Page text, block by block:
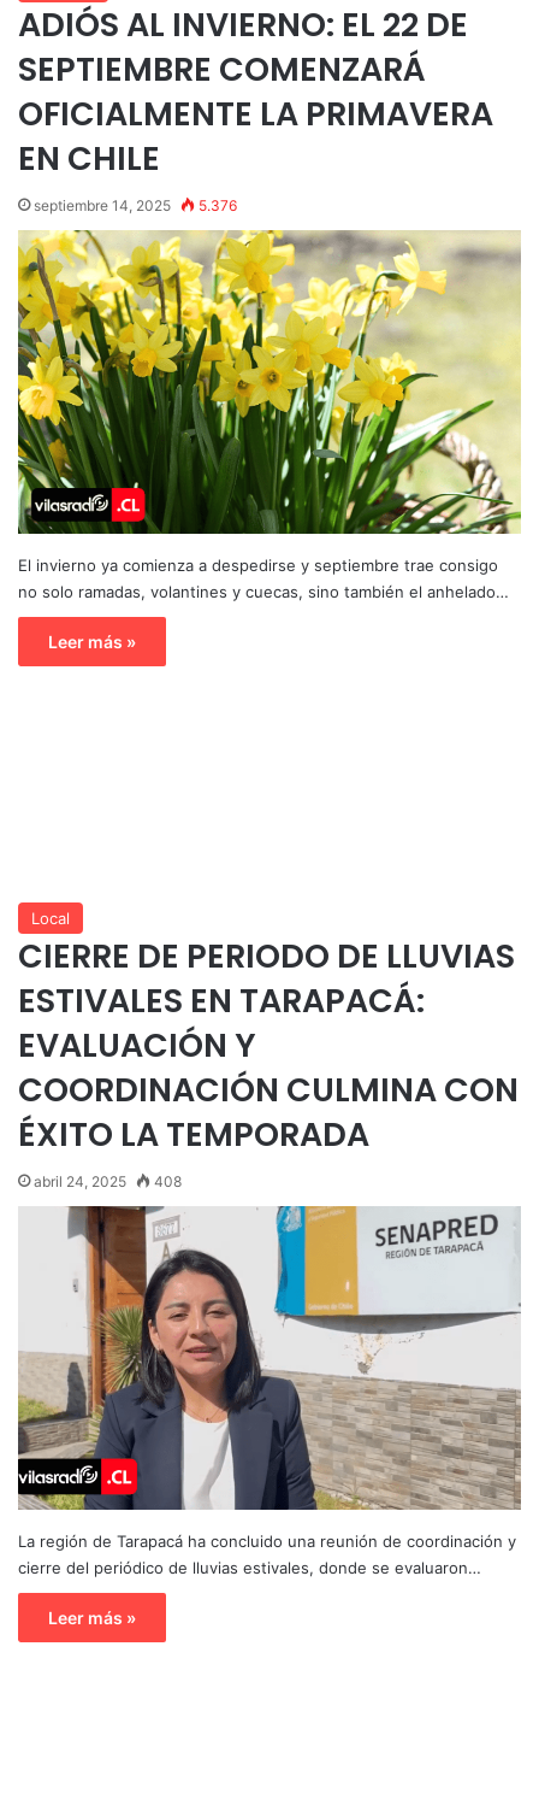
ADIÓS AL INVIERNO: EL 22 DE
SEPTIEMBRE COMENZARÁ
OFICIALMENTE LA PRIMAVERA
EN CHILE
septiembre 14, 2025 5.376
El invierno ya comienza a despedirse y septiembre trae consigo
no solo ramadas, volantines y cuecas, sino también el anhelado…
Leer más »
Local
CIERRE DE PERIODO DE LLUVIAS
ESTIVALES EN TARAPACÁ:
EVALUACIÓN Y
COORDINACIÓN CULMINA CON
ÉXITO LA TEMPORADA
abril 24, 2025 408
La región de Tarapacá ha concluido una reunión de coordinación y
cierre del periódico de lluvias estivales, donde se evaluaron…
Leer más »